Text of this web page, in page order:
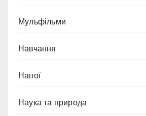
Мульфільми
Навчання
Напої
Наука та природа